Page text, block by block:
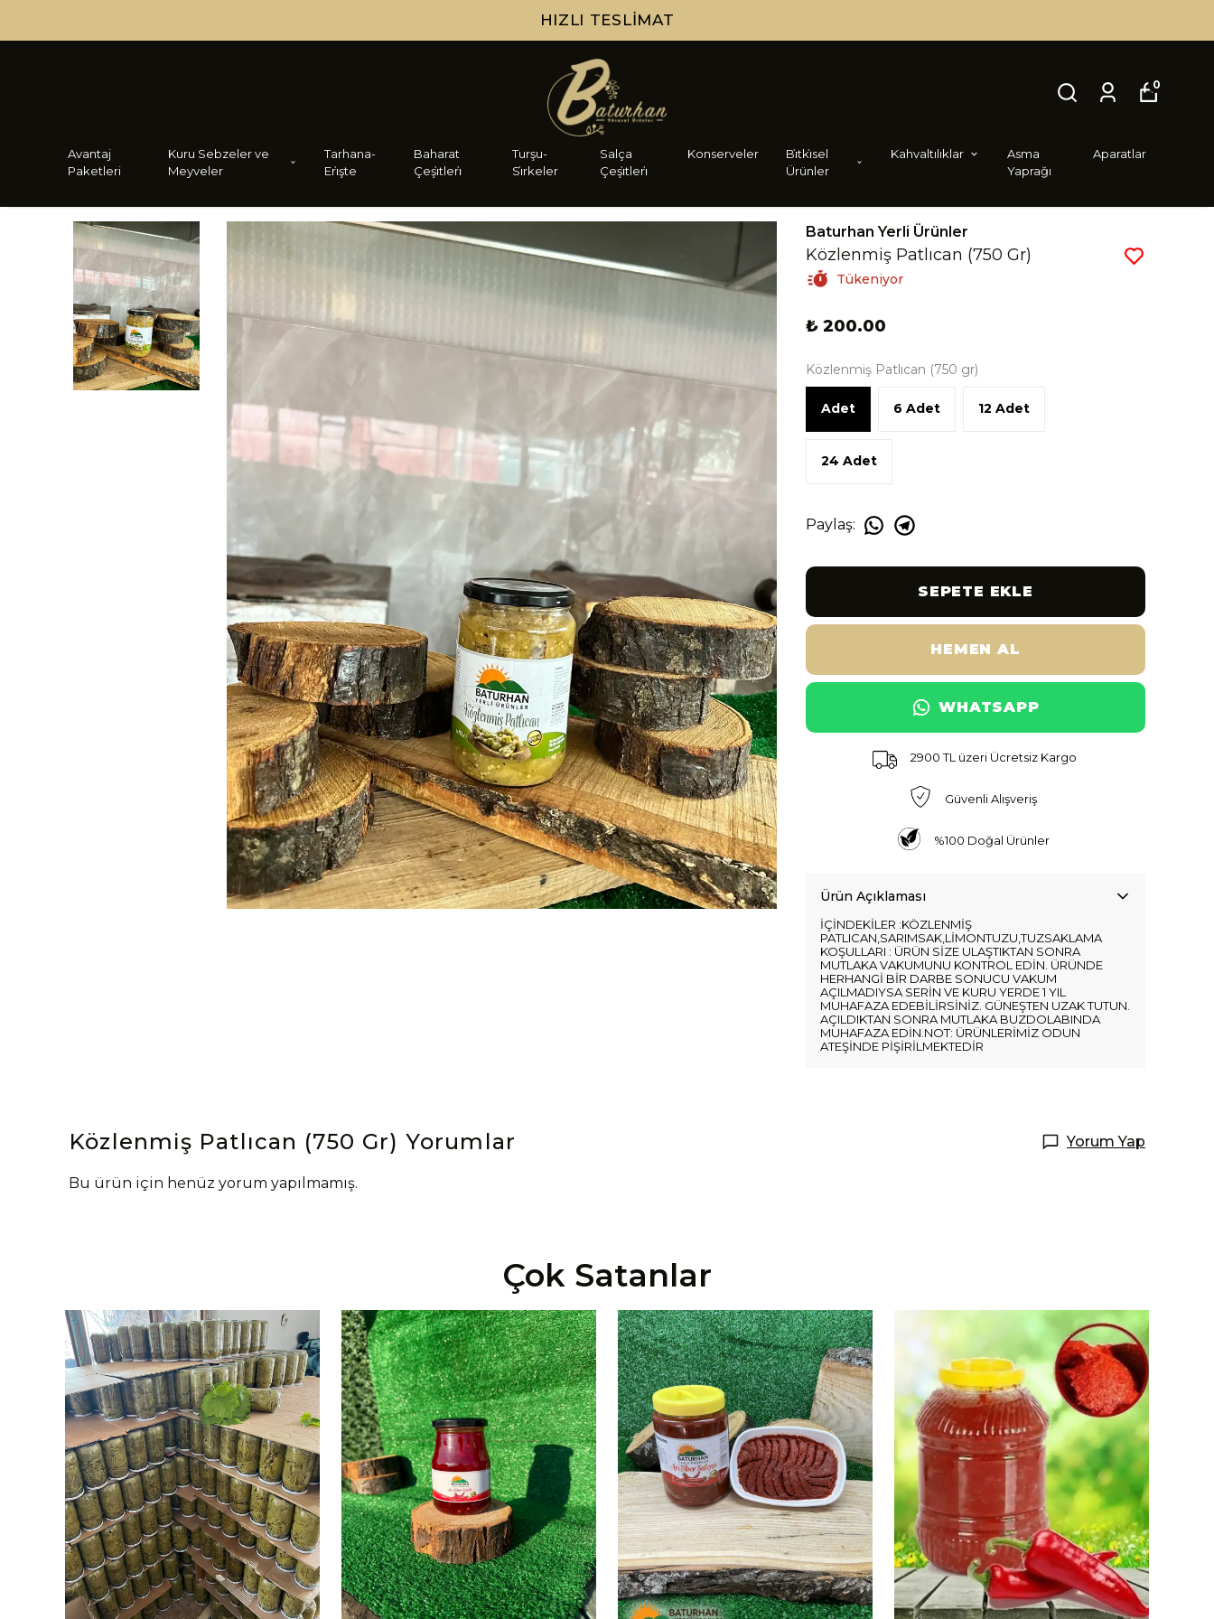
HIZLI TESLIMAT
Avantaj
Paketleri
Kuru Sebzeler ve
Meyveler
Tarhana-
Eri̇şte
Baharat
Çeşi̇tleri̇
Turşu-
Si̇rkeler
Salça
Çeşi̇tleri̇
Konserveler
Bi̇tki̇sel
Ürünler
Kahvaltılıklar
Asma
Yaprağı
Aparatlar
0
Baturhan Yerli Ürünler
Közlenmiş Patlıcan (750 Gr)
Tükeniyor
₺ 200.00
Közlenmiş Patlıcan (750 gr)
Adet 6 Adet 12 Adet
24 Adet
Paylaş:
SEPETE EKLE
HEMEN AL
WHATSAPP
2900 TL üzeri Ücretsiz Kargo
Güvenli Alışveriş
%100 Doğal Ürünler
Ürün Açıklaması
İÇİNDEKİLER :KÖZLENMİŞ
PATLICAN,SARIMSAK,LİMONTUZU,TUZSAKLAMA
KOŞULLARI : ÜRÜN SİZE ULAŞTIKTAN SONRA
MUTLAKA VAKUMUNU KONTROL EDİN. ÜRÜNDE
HERHANGİ BİR DARBE SONUCU VAKUM
AÇILMADIYSA SERİN VE KURU YERDE 1 YIL
MUHAFAZA EDEBİLİRSİNİZ. GÜNEŞTEN UZAK TUTUN.
AÇILDIKTAN SONRA MUTLAKA BUZDOLABINDA
MUHAFAZA EDİN.NOT: ÜRÜNLERİMİZ ODUN
ATEŞİNDE PİŞİRİLMEKTEDİR
Közlenmiş Patlıcan (750 Gr) Yorumlar Yorum Yap
Bu ürün için henüz yorum yapılmamış.
Çok Satanlar